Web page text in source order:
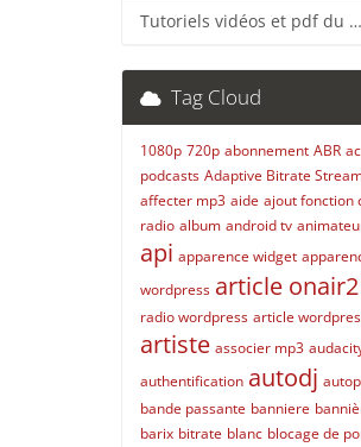
Tutoriels vidéos et pdf du CMS Radio Wordpress + OnAir2/Pro.Radio
Tag Cloud
1080p 720p abonnement ABR
podcasts Adaptive Bitrate
affecter mp3 aide ajout fonction
radio album android tv
api apparence widget
wordpress article onair2
radio wordpress article
artiste associer mp3
authentification autodj
bande passante banniere
barix bitrate blanc blocage de